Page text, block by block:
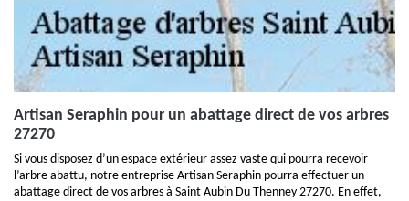
Artisan Seraphin pour un abattage direct de vos arbres
27270
Si vous disposez d’un espace extérieur assez vaste qui pourra recevoir
l’arbre abattu, notre entreprise Artisan Seraphin pourra effectuer un
abattage direct de vos arbres à Saint Aubin Du Thenney 27270. En effet,